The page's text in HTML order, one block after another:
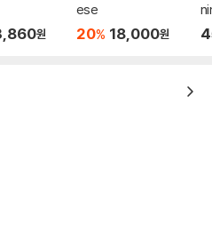
원
ese
20% 18,000원